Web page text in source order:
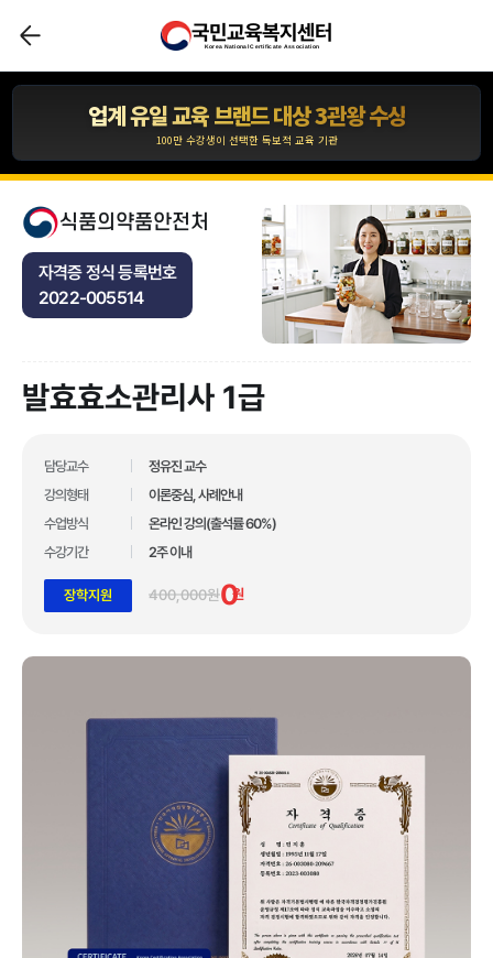
국민교육복지센터
Korea National Certificate Association
압도적인 합격자 수 1,110,211건 입니다.
*자사 사이트 내 합격후기 글 수 기준
업계 유일 교육 브랜드 대상 3관왕 수상
100만 수강생이 선택한 독보적 교육 기관
합격자 수 1위 국민교육복지센터
10년간 아무도 깨지 못한 기록!
압도적인 합격자 수 1,110,211건 입니다.
*자사 사이트 내 합격후기 글 수 기준
업계 유일 교육 브랜드 대상 3관왕 수상
업계 유일 교육 브랜드 대상 3관왕 수상
합격자 수 1위 국민교육복지센터
10년간 아무도 깨지 못한 기록!
압도적인 합격자 수 1,110,211건 입니다.
*자사 사이트 내 합격후기 글 수 기준
업계 유일 교육 브랜드 대상 3관왕 수상
식품의약품안전처
자격증 정식 등록번호
2022-005514
발효효소관리사 1급
담당교수
정유진 교수
강의형태
이론중심, 사례안내
수업방식
온라인 강의(출석률 60%)
수강기간
2주 이내
장학지원 400,000원0원